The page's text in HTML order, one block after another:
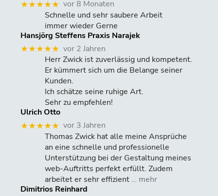
★★★★★ vor 8 Monaten
Schnelle und sehr saubere Arbeit
immer wieder Gerne
Hansjörg Steffens Praxis Narajek
★★★★★ vor 2 Jahren
Herr Zwick ist zuverlässig und kompetent.
Er kümmert sich um die Belange seiner
Kunden.
Ich schätze seine ruhige Art.
Sehr zu empfehlen!
Ulrich Otto
★★★★★ vor 3 Jahren
Thomas Zwick hat alle meine Ansprüche
an eine schnelle und professionelle
Unterstützung bei der Gestaltung meines
web-Auftritts perfekt erfüllt. Zudem
arbeitet er sehr effizient … mehr
Dimitrios Reinhard